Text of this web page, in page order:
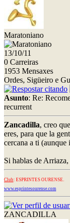
Maratoniano
13/10/11
0 Carreiras
1953 Mensaxes
Ordes, Sigüeiro e
Asunto: Re:
recurrent
Zancadilla, creo
eres, para que la
cercana a ti
Si hablas de
Club: ESPRINTES OURENSE.
www.esprintesourense.com
ZANCADILLA